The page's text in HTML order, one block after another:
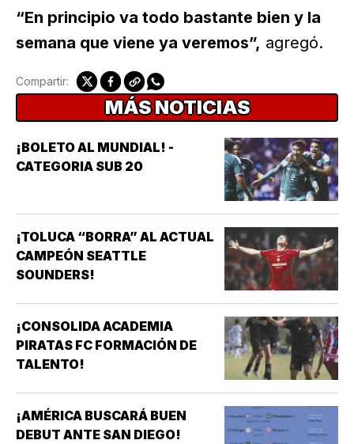
“En principio va todo bastante bien y la
semana que viene ya veremos”, agregó.
Compartir:
MÁS NOTICIAS
¡BOLETO AL MUNDIAL! -
CATEGORIA SUB 20
¡TOLUCA “BORRA” AL ACTUAL
CAMPEÓN SEATTLE
SOUNDERS!
¡CONSOLIDA ACADEMIA
PIRATAS FC FORMACIÓN DE
TALENTO!
¡AMÉRICA BUSCARÁ BUEN
DEBUT ANTE SAN DIEGO!